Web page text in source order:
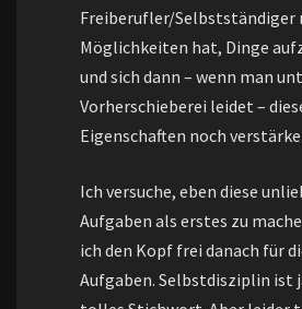
Freiberufler/Selbstständiger
Möglichkeiten hat, Dinge
und sich dann – wenn man
Vorherschieberei leidet –
Eigenschaften noch
Ich versuche, eben diese
Aufgaben als erstes zu
ich den Kopf frei danach für
Aufgaben. Selbstdisziplin ist